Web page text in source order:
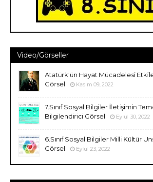
Video/Görseller
Atatürk'ün Hayat Mücadelesi
Görsel
Kasım 09, 2022
7.Sınıf Sosyal Bilgiler İletişimin
Bilgilendirici Görsel
Eylül 30, 2022
6.Sınıf Sosyal Bilgiler Milli Kültür
Görsel
Eylül 23, 2022